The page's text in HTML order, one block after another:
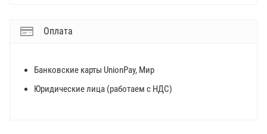
Оплата
Банковские карты UnionPay, Мир
Юридические лица (работаем с НДС)